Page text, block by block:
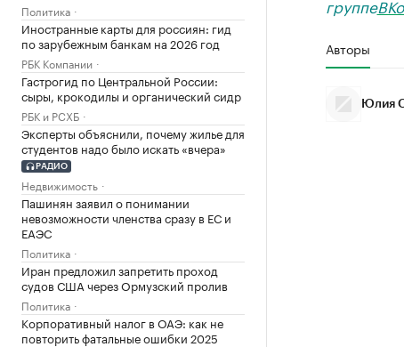
Политика
Иностранные карты для россиян: гид
по зарубежным банкам на 2026 год
РБК Компании
Гастрогид по Центральной России:
сыры, крокодилы и органический сидр
РБК и РСХБ
Эксперты объяснили, почему жилье для
студентов надо было искать «вчера»
РАДИО
Недвижимость
Пашинян заявил о понимании
невозможности членства сразу в ЕС и
ЕАЭС
Политика
Иран предложил запретить проход
судов США через Ормузский пролив
Политика
Корпоративный налог в ОАЭ: как не
повторить фатальные ошибки 2025
группе
Авторы
Юлия